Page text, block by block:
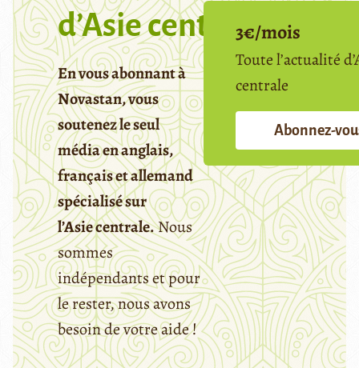
d’Asie centrale
En vous abonnant à
Novastan, vous
soutenez le seul
média en anglais,
français et allemand
spécialisé sur
l’Asie centrale.Nous
sommes
indépendants et pour
le rester, nous avons
besoin de votre aide !
3€/mois
Toute l’actualité
centrale
Abonnez-